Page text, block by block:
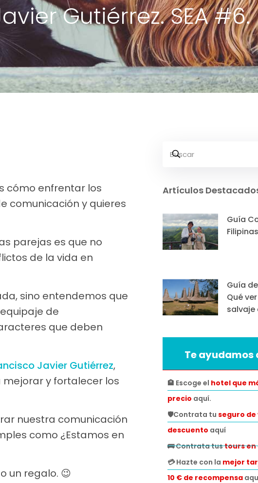
Gutiérrez. SEA #6.
cómo enfrentar los
comunicación y quieres
parejas es que no
de la vida en
sino entendemos que
de
que deben
Javier Gutiérrez,
y fortalecer los
nuestra comunicación
como ¿Estamos en
un regalo. 😉
Artículos
Guía
Guía
Qué
salvaje
Te
🏨 Escoge el hotel que
precio aquí.
🛡️Contrata tu seguro de
descuento aquí
🚌 Contrata tustours en
💳 Hazte con la mejor
10 € de recompensa